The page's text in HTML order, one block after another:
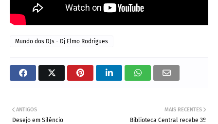
Mundo dos DJs - Dj Elmo Rodrigues
MAIS RECENTES
Biblioteca Central recebe 3º
ANTIGOS
Desejo em Silêncio